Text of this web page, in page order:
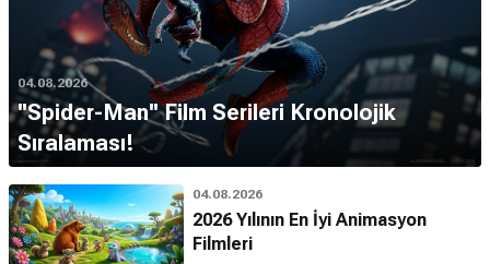
04.08.2026
''Spider-Man'' Film Serileri Kronolojik
Sıralaması!
04.08.2026
2026 Yılının En İyi Animasyon
Filmleri